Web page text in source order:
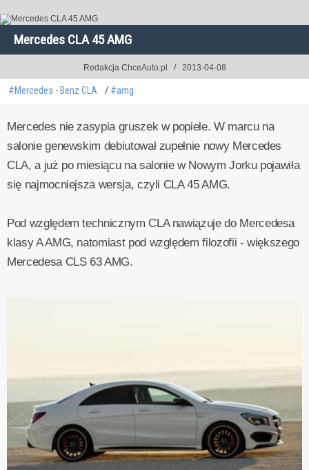
Mercedes CLA 45 AMG
Redakcja ChceAuto.pl 2013-04-08
#Mercedes - Benz CLA #amg
Mercedes nie zasypia gruszek w popiele. W marcu na
salonie genewskim debiutował zupełnie nowy Mercedes
CLA, a już po miesiącu na salonie w Nowym Jorku pojawiła
się najmocniejsza wersja, czyli CLA 45 AMG.
Pod względem technicznym CLA nawiązuje do Mercedesa
klasy A AMG, natomiast pod względem filozofii - większego
Mercedesa CLS 63 AMG.